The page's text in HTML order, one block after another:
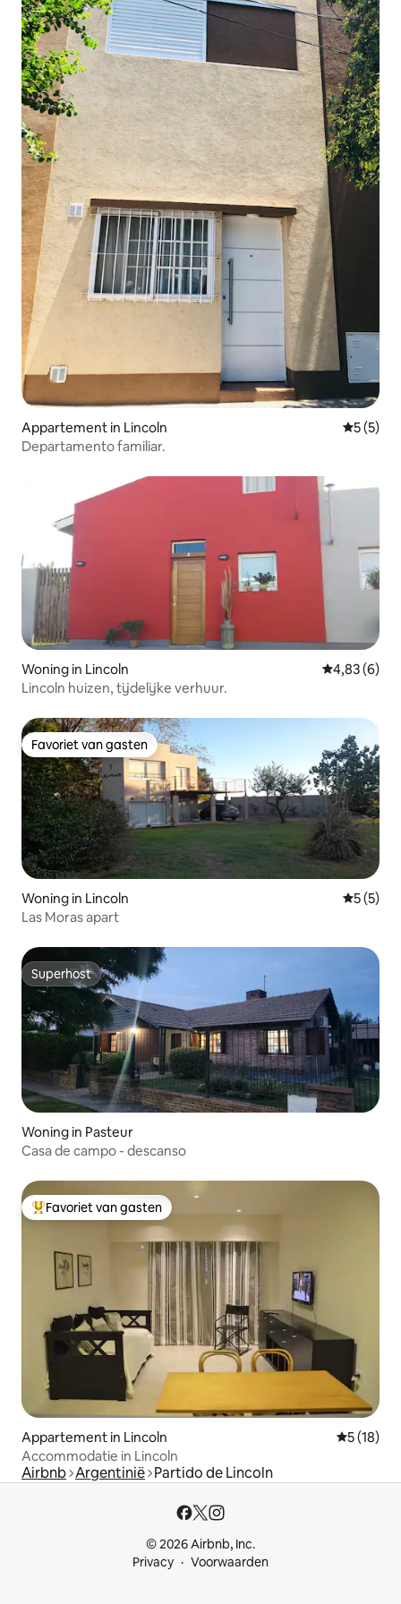
Appartement in Lincoln
5 (5)
Departamento familiar.
Woning in Lincoln Gemiddelde
4,83 (6)
Lincoln huizen, tijdelijke verhuur.
Favoriet van gasten
Favoriet van gasten
Woning in Lincoln
5 (5)
Las Moras apart
Superhost
Superhost
Woning in Pasteur
Casa de campo - descanso
Topfavoriet van gasten
Favoriet van gasten
Appartement in Lincoln
5 (18)
Accommodatie in Lincoln
Airbnb Argentinië Partido de Lincoln
© 2026 Airbnb, Inc.
Privacy
Voorwaarden